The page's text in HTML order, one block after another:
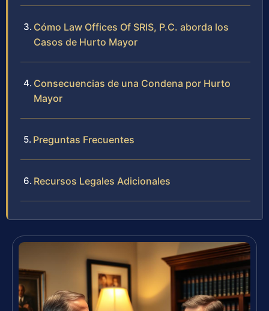
Cómo Law Offices Of SRIS, P.C. aborda los
Casos de Hurto Mayor
Consecuencias de una Condena por Hurto
Mayor
Preguntas Frecuentes
Recursos Legales Adicionales